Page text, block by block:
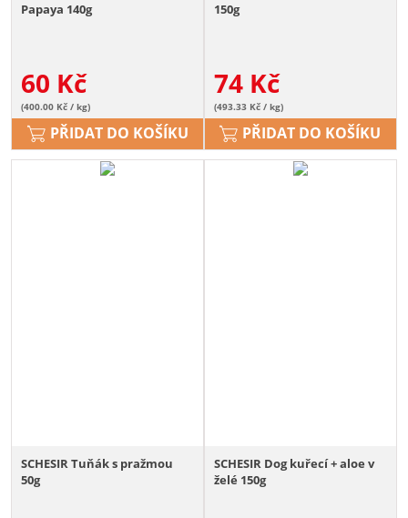
Papaya 140g
60 Kč
(400.00 Kč / kg)
PŘIDAT DO KOŠÍKU
150g
74 Kč
(493.33 Kč / kg)
PŘIDAT DO KOŠÍKU
SCHESIR Tuňák s pražmou
50g
SCHESIR Dog kuřecí + aloe v
želé 150g